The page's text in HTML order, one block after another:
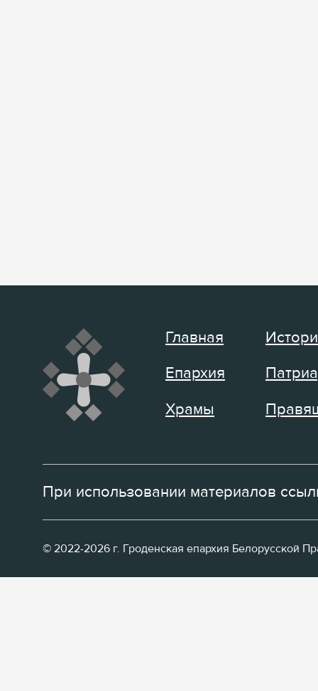
Главная
Епархия
Храмы
При использовании материалов
© 2022-2026 г. Гроденская епархия Белорусской